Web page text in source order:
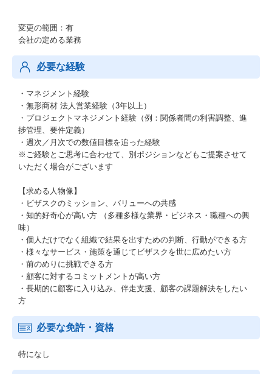
変更の範囲：有
会社の定める業務
必要な経験
・マネジメント経験
・無形商材 法人営業経験（3年以上）
・プロジェクトマネジメント経験（例：関係者間の利害調整、進
捗管理、要件定義）
・週次／月次での数値目標を追った経験
※ご経験とご思考に合わせて、別ポジションなどもご提案させて
いただく場合がございます
【求める人物像】
・ビザスクのミッション、バリューへの共感
・知的好奇心が高い方 （多種多様な業界・ビジネス・職種への興
味）
・個人だけでなく組織で結果を出すための判断、行動ができる方
・様々なサービス・施策を通じてビザスクを世に広めたい方
・前のめりに挑戦できる方
・顧客に対するコミットメントが高い方
・長期的に顧客に入り込み、伴走支援、顧客の課題解決をしたい
方
必要な免許・資格
特になし